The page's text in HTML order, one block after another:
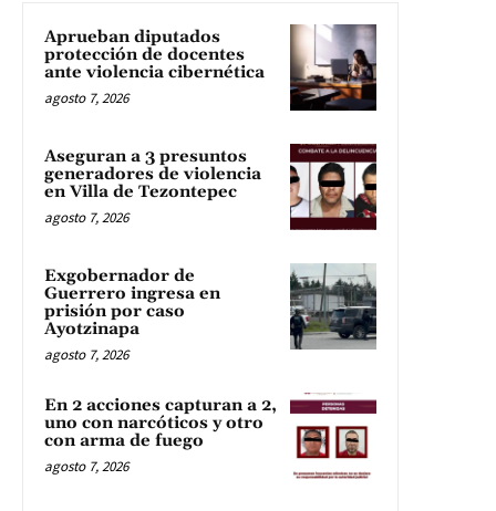
Aprueban diputados
protección de docentes
ante violencia cibernética
agosto 7, 2026
Aseguran a 3 presuntos
generadores de violencia
en Villa de Tezontepec
agosto 7, 2026
Exgobernador de
Guerrero ingresa en
prisión por caso
Ayotzinapa
agosto 7, 2026
En 2 acciones capturan a 2,
uno con narcóticos y otro
con arma de fuego
agosto 7, 2026